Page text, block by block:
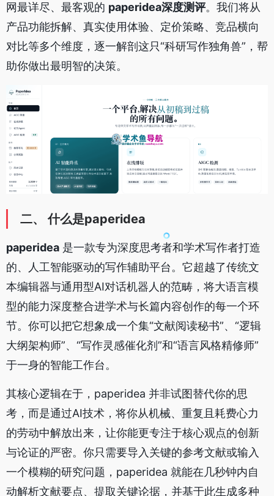
网最详尽、最客观的 paperidea深度测评。我们将从
产品功能拆解、真实使用体验、定价策略、竞品横向
对比等多个维度，逐一解剖这只“科研写作独角兽”，帮
助你做出最明智的决策。
二、 什么是paperidea
paperidea 是一款专为深度思考者和学术写作者打造
的、人工智能驱动的写作辅助平台。它超越了传统文
本编辑器与通用型AI对话机器人的范畴，将大语言模
型的能力深度整合进学术与长篇内容创作的每一个环
节。你可以把它想象成一个集“文献阅读秘书”、“逻辑
大纲架构师”、“写作灵感催化剂”和“语言风格精修师”
于一身的智能工作台。
其核心逻辑在于，paperidea 并非试图替代你的思
考，而是通过AI技术，将你从机械、重复且耗费心力
的劳动中解放出来，让你能更专注于核心观点的创新
与论证的严密。你只需要导入关键的参考文献或输入
一个模糊的研究问题，paperidea 就能在几秒钟内自
动解析文献要点、提取关键论据，并基于此生成多种